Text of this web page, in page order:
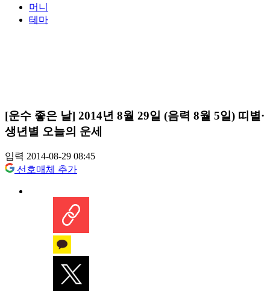
머니
테마
[운수 좋은 날] 2014년 8월 29일 (음력 8월 5일) 띠별·
생년별 오늘의 운세
입력 2014-08-29 08:45
선호매체 추가